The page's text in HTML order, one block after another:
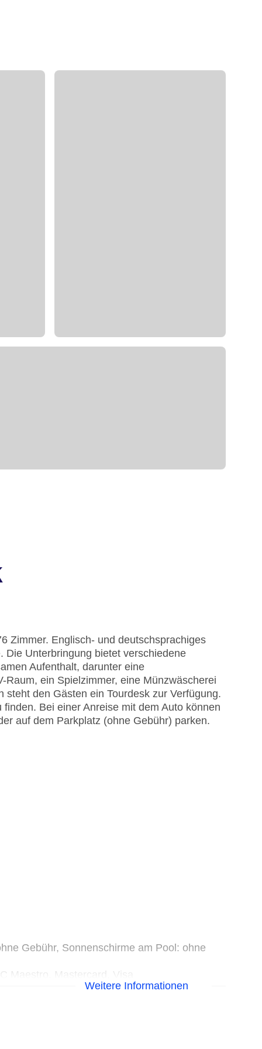
Zimmer. Englisch- und deutschsprachiges
Die Unterbringung bietet verschiedene
Aufenthalt, darunter eine
ein Spielzimmer, eine Münzwäscherei
den Gästen ein Tourdesk zur Verfügung.
Bei einer Anreise mit dem Auto können
auf dem Parkplatz (ohne Gebühr) parken.
Gebühr, Sonnenschirme am Pool: ohne
Weitere Informationen